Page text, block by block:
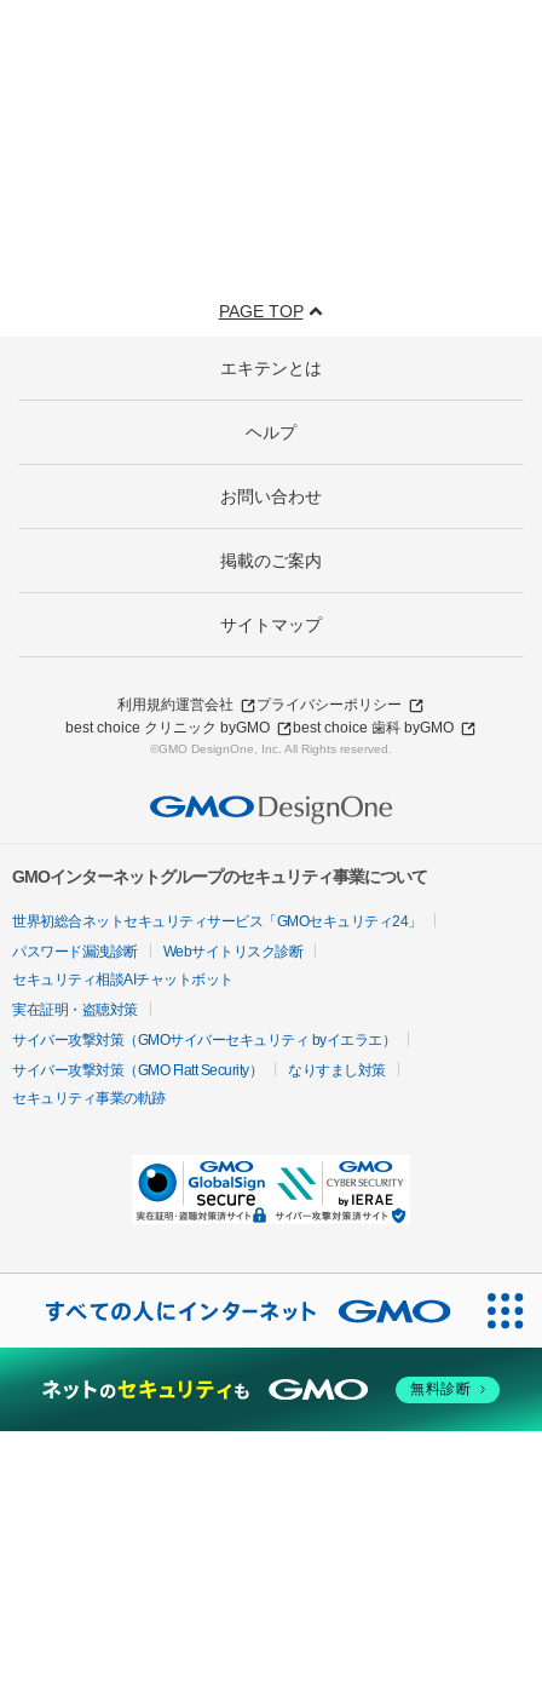
PAGE TOP
エキテンとは
ヘルプ
お問い合わせ
掲載のご案内
サイトマップ
利用規約運営会社
プライバシーポリシー
best choice クリニック byGMO
best choice 歯科 byGMO
©GMO DesignOne, Inc. All Rights reserved.
GMOインターネットグループのセキュリティ事業について
世界初総合ネットセキュリティサービス「GMOセキュリティ24」
パスワード漏洩診断
Webサイトリスク診断
セキュリティ相談AIチャットボット
実在証明・盗聴対策
サイバー攻撃対策（GMOサイバーセキュリティ byイエラエ）
サイバー攻撃対策（GMO Flatt Security）
なりすまし対策
セキュリティ事業の軌跡
無料診断